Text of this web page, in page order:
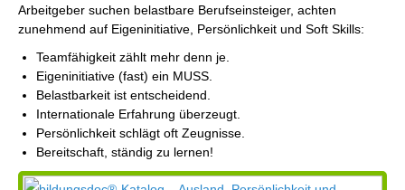
Arbeitgeber suchen belastbare Berufseinsteiger, achten
zunehmend auf Eigeninitiative, Persönlichkeit und Soft Skills:
Teamfähigkeit zählt mehr denn je.
Eigeninitiative (fast) ein MUSS.
Belastbarkeit ist entscheidend.
Internationale Erfahrung überzeugt.
Persönlichkeit schlägt oft Zeugnisse.
Bereitschaft, ständig zu lernen!